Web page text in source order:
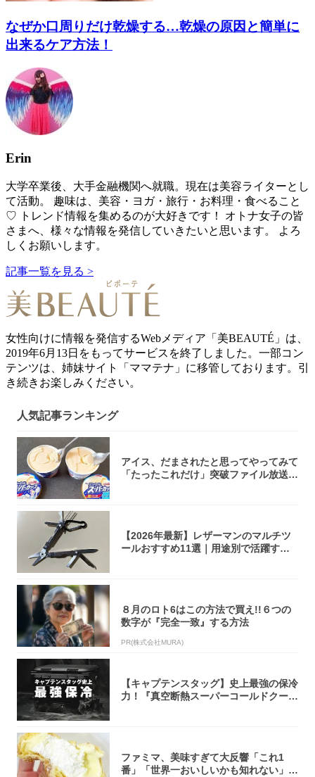
なぜか口周りだけ乾燥する…乾燥の原因と簡単に
出来るケア方法！
Erin
大学卒業後、大手金融機関へ就職。現在は美容ライターとし
て活動。 趣味は、美容・ヨガ・旅行・お料理・食べること
♡ トレンド情報を集めるのが大好きです！ オトナ女子の皆
さまへ、様々な情報を発信していきたいと思います。 よろ
しくお願いします。
記事一覧を見る >
女性向けに情報を発信するWebメディア「美BEAUTÉ」は、
2019年6月13日をもってサービスを終了しました。一部コン
テンツは、姉妹サイト「ママテナ」に移管しております。引
き続きお楽しみください。
人気記事ランキング
アイス、だまされたと思ってやってみて
「たったこれだけ」突破ファイル放送で
【2026年最新】レザーマンのマルチツ
ールおすすめ11選｜用途別で活躍する
８月のロト6はこの方法で買え!!６つの
数字が『完全一致』する方法
PR(株式会社MURA)
【キャプテンスタッグ】史上最強の保冷
力！『真空断熱スーパーコールドクーラ
ファミマ、美味すぎて大反響「これ1
番」「世界一おいしいかも知れない」